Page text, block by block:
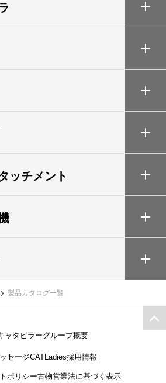
ッチメント
製品カタログ一覧
ャタピラーグループ概要
セージCATLadies採用情報
ポリシー古物営業法に基づく表示